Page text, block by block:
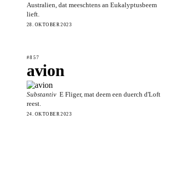
Australien, dat meeschtens an Eukalyptusbeem
lieft.
28. OKTOBER 2023
#857
avion
Substantiv E Fliger, mat deem een duerch d'Loft
reest.
24. OKTOBER 2023